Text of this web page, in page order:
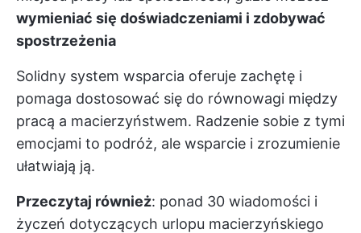
wymieniać się doświadczeniami i zdobywać
spostrzeżenia
Solidny system wsparcia oferuje zachętę i
pomaga dostosować się do równowagi między
pracą a macierzyństwem. Radzenie sobie z tymi
emocjami to podróż, ale wsparcie i zrozumienie
ułatwiają ją.
Przeczytaj również: ponad 30 wiadomości i
życzeń dotyczących urlopu macierzyńskiego